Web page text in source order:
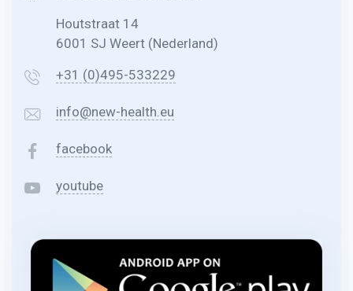
Houtstraat 14
6001 SJ Weert (Nederland)
+31 (0)495-533229
info@new-health.eu
facebook
youtube